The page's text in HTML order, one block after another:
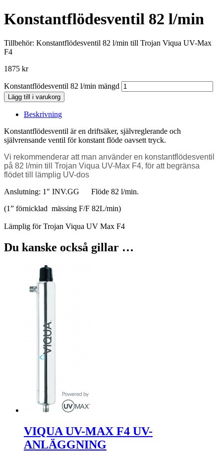
Konstantflödesventil 82 l/min
Tillbehör: Konstantflödesventil 82 l/min till Trojan Viqua UV-Max
F4
1875 kr
Konstantflödesventil 82 l/min mängd
Lägg till i varukorg
Beskrivning
Konstantflödesventil är en driftsäker, självreglerande och
självrensande ventil för konstant flöde oavsett tryck.
Vi rekommenderar att man använder en konstantflödesventil
på 82 l/min till Trojan Viqua UV-Max F4, för att begränsa
flödet till lämplig UV-dos
Anslutning: 1″ INV.GG Flöde 82 l/min.
(1” förnicklad mässing F/F 82L/min)
Lämplig för Trojan Viqua UV Max F4
Du kanske också gillar …
VIQUA UV-MAX F4 UV-
ANLÄGGNING